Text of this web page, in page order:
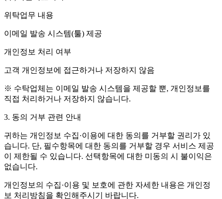
위탁업무 내용
이메일 발송 시스템(툴) 제공
개인정보 처리 여부
고객 개인정보에 접근하거나 저장하지 않음
※ 수탁업체는 이메일 발송 시스템을 제공할 뿐, 개인정보를
직접 처리하거나 저장하지 않습니다.
3. 동의 거부 관련 안내
귀하는 개인정보 수집·이용에 대한 동의를 거부할 권리가 있
습니다. 단, 필수항목에 대한 동의를 거부할 경우 서비스 제공
이 제한될 수 있습니다. 선택항목에 대한 미동의 시 불이익은
없습니다.
개인정보의 수집·이용 및 보호에 관한 자세한 내용은 개인정
보 처리방침을 확인해주시기 바랍니다.